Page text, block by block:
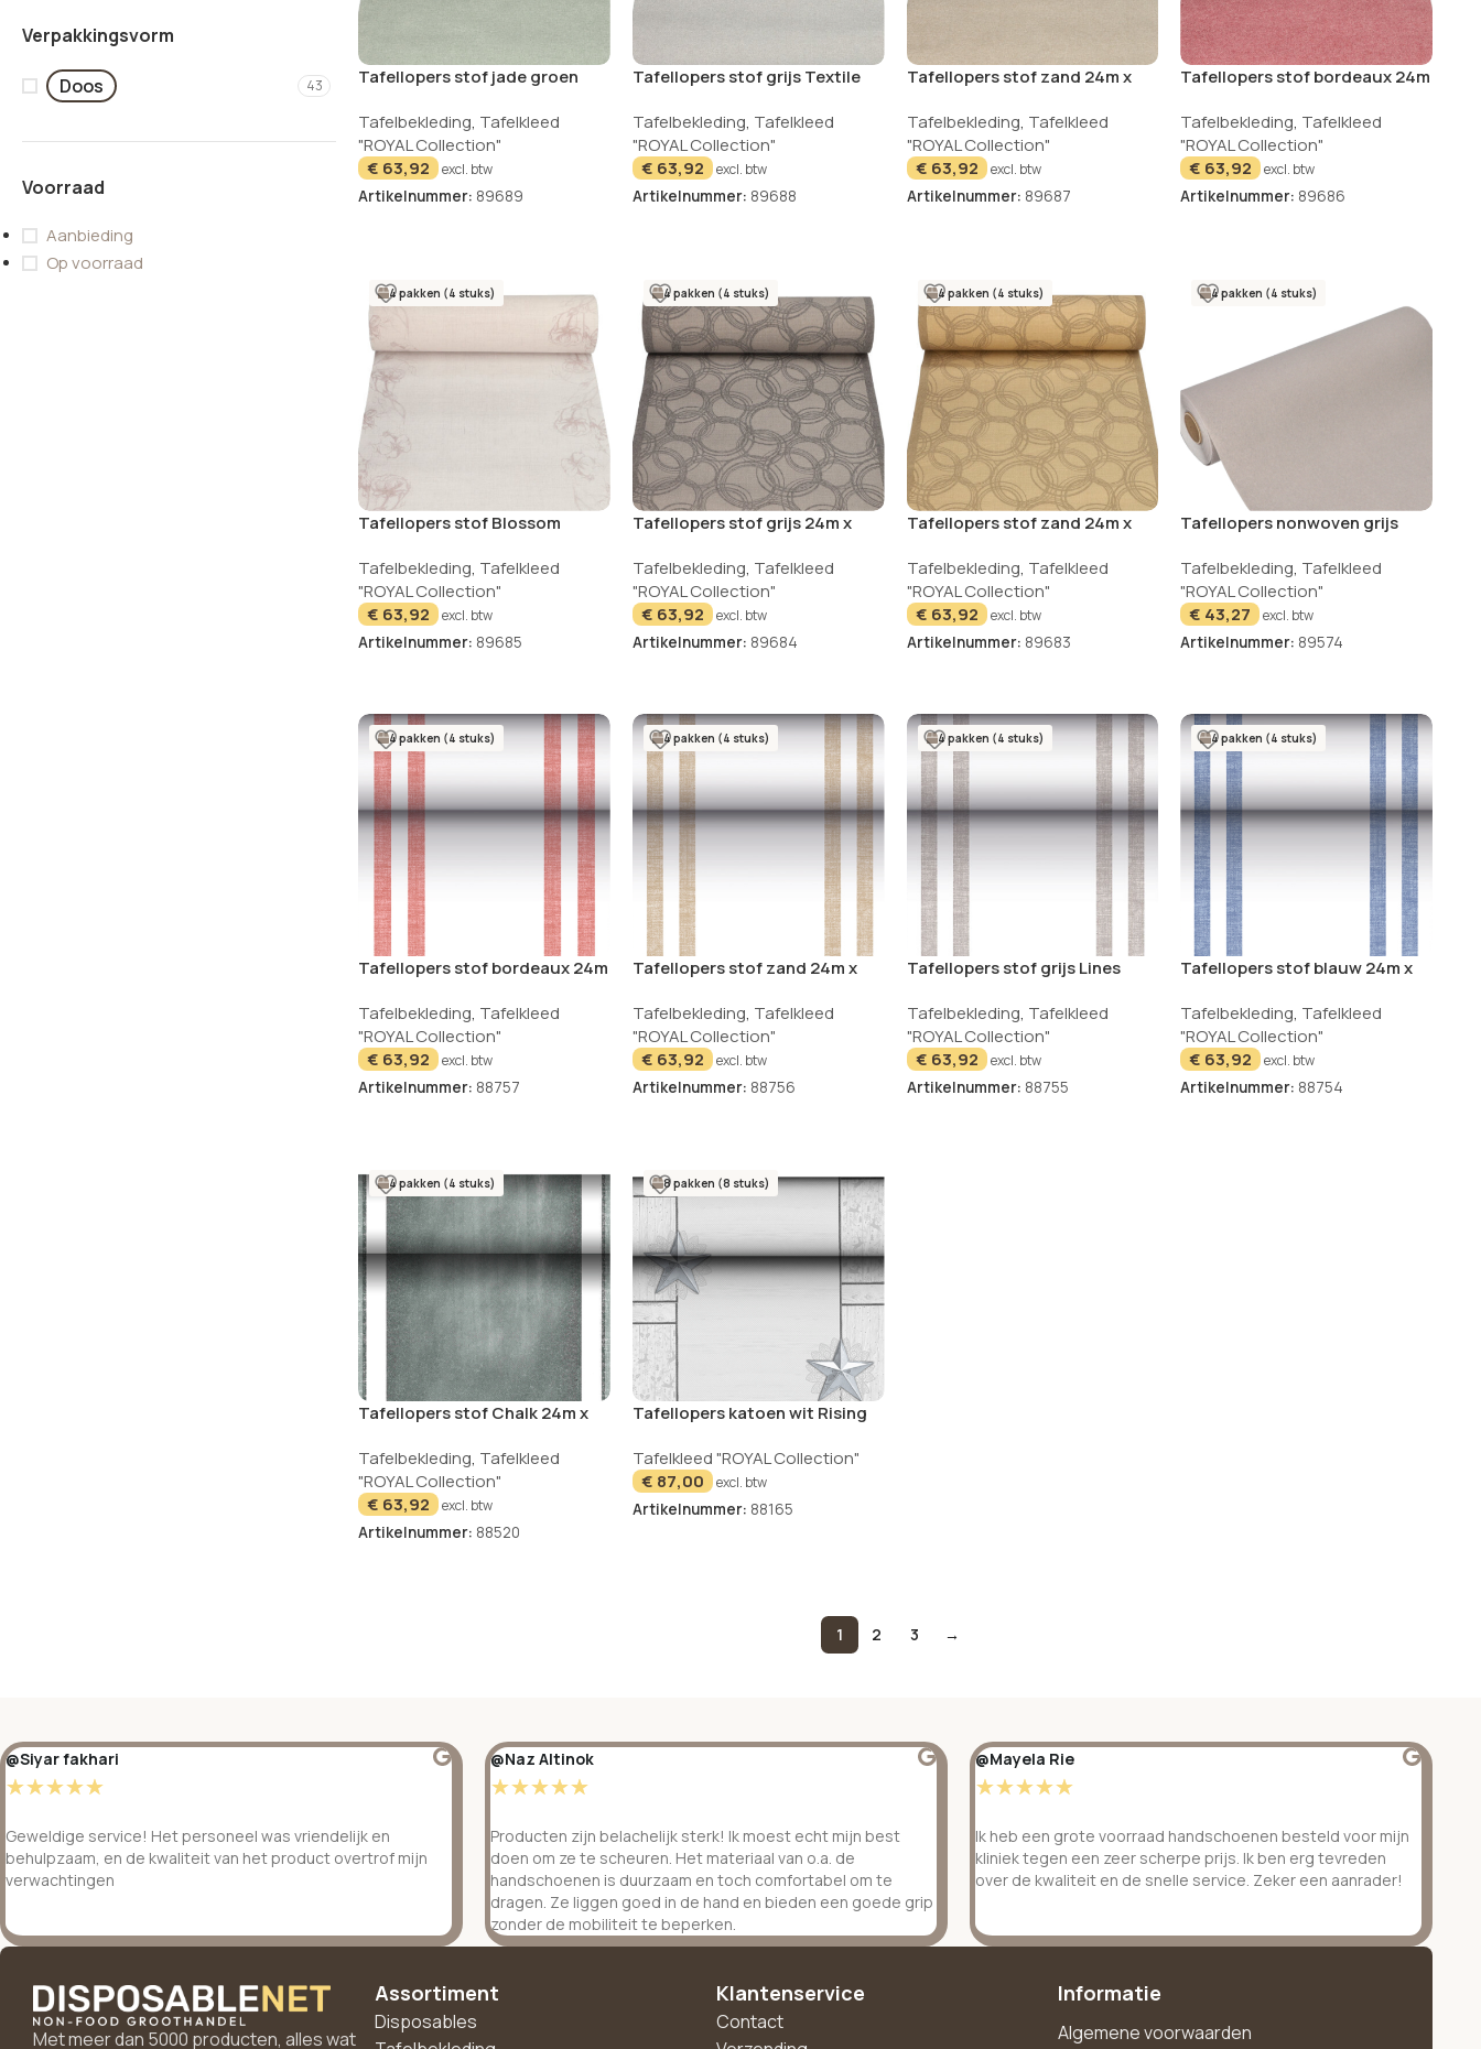
Verpakkingsvorm
Doos 43
Voorraad
Aanbieding
Op voorraad
Tafellopers stof jade groen
Tafelbekleding, Tafelkleed
"ROYAL Collection"
€ 63,92 excl. btw
Artikelnummer: 89689
Tafellopers stof grijs Textile
Tafelbekleding, Tafelkleed
"ROYAL Collection"
€ 63,92 excl. btw
Artikelnummer: 89688
Tafellopers stof zand 24m x
Tafelbekleding, Tafelkleed
"ROYAL Collection"
€ 63,92 excl. btw
Artikelnummer: 89687
Tafellopers stof bordeaux 24m
Textile
Tafelbekleding, Tafelkleed
"ROYAL Collection"
€ 63,92 excl. btw
Artikelnummer: 89686
4 pakken (4 stuks)
Tafellopers stof Blossom
Tafelbekleding, Tafelkleed
"ROYAL Collection"
€ 63,92 excl. btw
Artikelnummer: 89685
4 pakken (4 stuks)
Tafellopers stof grijs 24m x
Collection
Tafelbekleding, Tafelkleed
"ROYAL Collection"
€ 63,92 excl. btw
Artikelnummer: 89684
4 pakken (4 stuks)
Tafellopers stof zand 24m x
Tafelbekleding, Tafelkleed
"ROYAL Collection"
€ 63,92 excl. btw
Artikelnummer: 89683
4 pakken (4 stuks)
Tafellopers nonwoven grijs
Tafelbekleding, Tafelkleed
"ROYAL Collection"
€ 43,27 excl. btw
Artikelnummer: 89574
4 pakken (4 stuks)
Tafellopers stof bordeaux 24m
Tafelbekleding, Tafelkleed
"ROYAL Collection"
€ 63,92 excl. btw
Artikelnummer: 88757
4 pakken (4 stuks)
Tafellopers stof zand 24m x
Tafelbekleding, Tafelkleed
"ROYAL Collection"
€ 63,92 excl. btw
Artikelnummer: 88756
4 pakken (4 stuks)
Tafellopers stof grijs Lines
Tafelbekleding, Tafelkleed
"ROYAL Collection"
€ 63,92 excl. btw
Artikelnummer: 88755
4 pakken (4 stuks)
Tafellopers stof blauw 24m x
Tafelbekleding, Tafelkleed
"ROYAL Collection"
€ 63,92 excl. btw
Artikelnummer: 88754
4 pakken (4 stuks)
Tafellopers stof Chalk 24m x
Tafelbekleding, Tafelkleed
"ROYAL Collection"
€ 63,92 excl. btw
Artikelnummer: 88520
8 pakken (8 stuks)
Tafellopers katoen wit Rising
Tafelkleed "ROYAL Collection"
€ 87,00 excl. btw
Artikelnummer: 88165
1 2 3 →
@Siyar fakhari
☆☆☆☆☆
Geweldige service! Het personeel was vriendelijk en
behulpzaam, en de kwaliteit van het product overtrof mijn
verwachtingen
@Naz Altinok
☆☆☆☆☆
Producten zijn belachelijk sterk! Ik moest echt mijn best
doen om ze te scheuren. Het materiaal van o.a. de
handschoenen is duurzaam en toch comfortabel om te
dragen. Ze liggen goed in de hand en bieden een goede grip
zonder de mobiliteit te beperken.
@Mayela Rie
☆☆☆☆☆
Ik heb een grote voorraad handschoenen besteld voor mijn
kliniek tegen een zeer scherpe prijs. Ik ben erg tevreden
over de kwaliteit en de snelle service. Zeker een aanrader!
Met meer dan 5000 producten, alles wat
Assortiment
Disposables
Klantenservice
Contact
Informatie
Algemene voorwaarden